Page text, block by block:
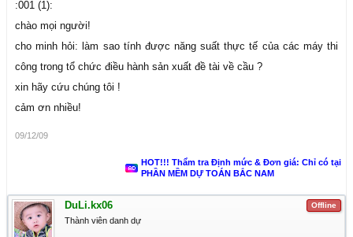
:001 (1):
chào mọi người!
cho minh hỏi: làm sao tính được năng suất thực tế của các máy thi
công trong tổ chức điều hành sản xuất đề tài về cầu ?
xin hãy cứu chúng tôi !
cảm ơn nhiều!
09/12/09
HOT!!! Thẩm tra Định mức & Đơn giá: Chỉ có tại
PHẦN MỀM DỰ TOÁN BẮC NAM
Offline
DuLi.kx06
Thành viên danh dự